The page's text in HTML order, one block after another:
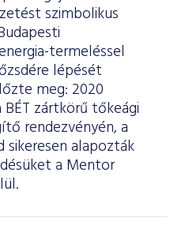
szimbolikus
termeléssel
lépését
meg: 2020
zártkörű tőkeági
rendezvényén, a
sikeresen alapozták
a Mentor